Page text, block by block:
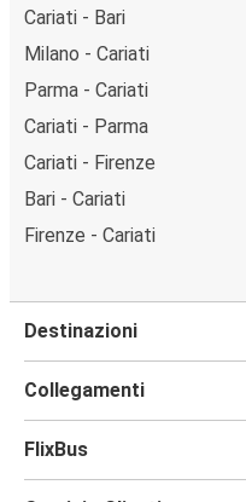
Cariati - Bari
Milano - Cariati
Parma - Cariati
Cariati - Parma
Cariati - Firenze
Bari - Cariati
Firenze - Cariati
Destinazioni
Collegamenti
FlixBus